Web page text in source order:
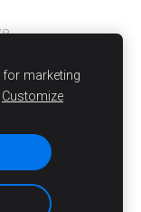
marketing
Customize